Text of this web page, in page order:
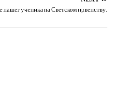
ученика на Светском првенству.